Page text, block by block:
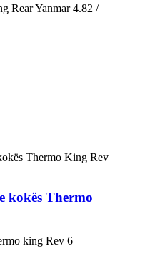
Rear Yanmar 4.82 /
kokës Thermo
king Rev 6